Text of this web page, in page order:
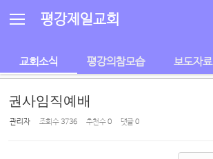
평강제일교회
교회소식 평강의참모습 보도자료
권사임직예배
관리자 조회 수3736 추천 수0 댓글0